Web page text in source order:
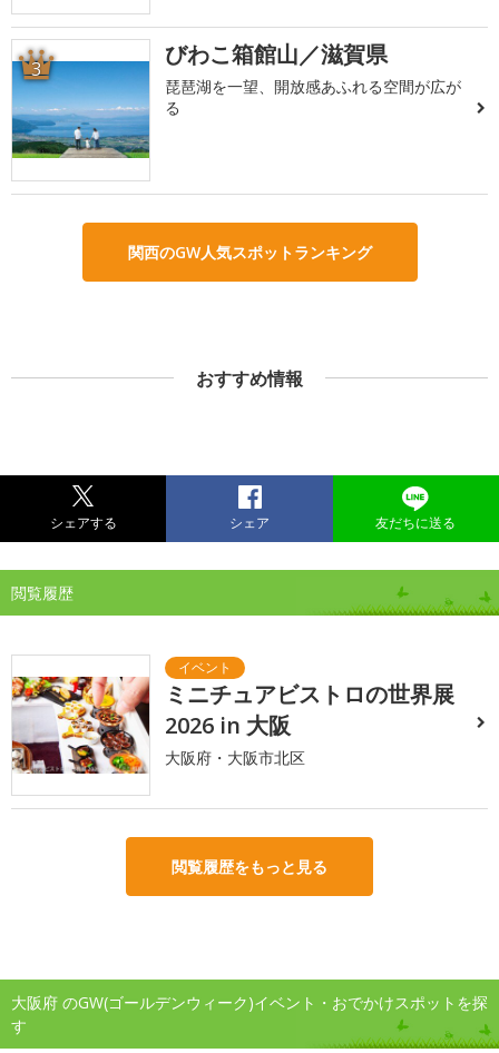
3 びわこ箱館山／滋賀県
琵琶湖を一望、開放感あふれる空間が広が
る
関西のGW人気スポットランキング
おすすめ情報
シェアする シェア 友だちに送る
閲覧履歴
ミニチュアビストロの世界展
2026 in 大阪
大阪府・大阪市北区
閲覧履歴をもっと見る
大阪府 のGW(ゴールデンウィーク)イベント・おでかけスポットを探
す